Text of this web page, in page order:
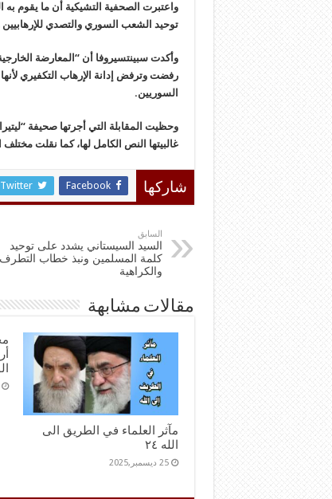
واعتبرت الصحفية التشيكية أن ما يقوم
توحيد الشعب السوري والتصدي
وأكدت سبينتسيروفا أن “المعارضة
رفضت وترفض إدانة الإرهاب التكفيري
السوريين.
وحظيت المقابلة التي أجرتها صحيفة
غالبيتها النص الكامل لها، كما نقلت
شاركها Facebook
Twitter
السابق
السيد السيستاني يشدد على توحيد
كلمة المسلمين ونبذ خطاب التطرف
والكراهية
مقالات مشابهة
مآثر العلماء في الطريق الى
الله ٢٤
25 ديسمبر,2025